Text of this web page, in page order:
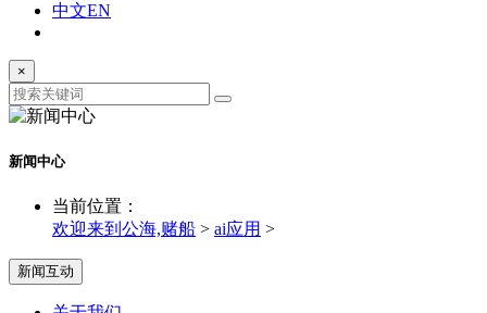
中文EN
×
新闻中心
当前位置：
欢迎来到公海,赌船 > ai应用 >
新闻互动